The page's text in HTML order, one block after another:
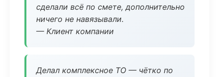
сделали всё по смете, дополнительно
ничего не навязывали.
— Клиент компании
Делал комплексное ТО — чётко по